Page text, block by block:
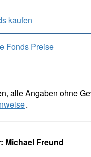
kaufen
Fonds Preise
alle Angaben ohne
.
Michael Freund